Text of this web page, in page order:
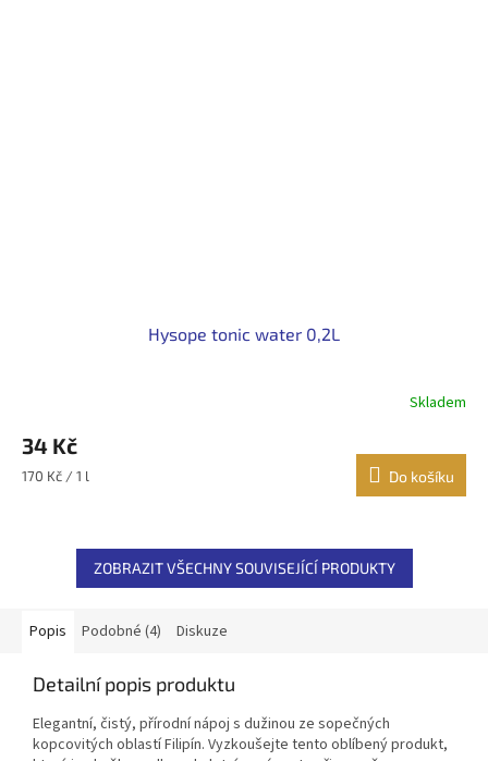
Hysope tonic water 0,2L
Skladem
34 Kč
Měrná
170 Kč / 1 l Do košíku
ZOBRAZIT VŠECHNY SOUVISEJÍCÍ PRODUKTY
Popis Podobné (4) Diskuze
Detailní popis produktu
Elegantní, čistý, přírodní nápoj s dužinou ze sopečných
kopcovitých oblastí Filipín. Vyzkoušejte tento oblíbený produkt,